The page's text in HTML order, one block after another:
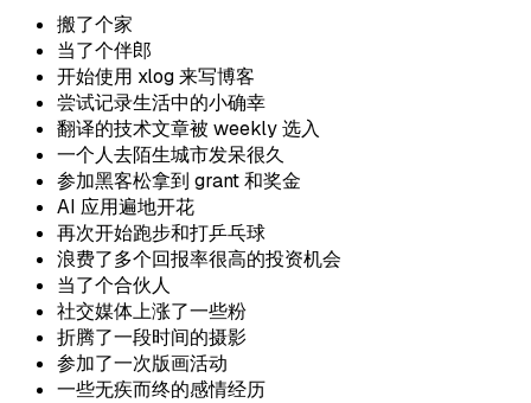
搬了个家
当了个伴郎
开始使用 xlog 来写博客
尝试记录生活中的小确幸
翻译的技术文章被 weekly 选入
一个人去陌生城市发呆很久
参加黑客松拿到 grant 和奖金
AI 应用遍地开花
再次开始跑步和打乒乓球
浪费了多个回报率很高的投资机会
当了个合伙人
社交媒体上涨了一些粉
折腾了一段时间的摄影
参加了一次版画活动
一些无疾而终的感情经历